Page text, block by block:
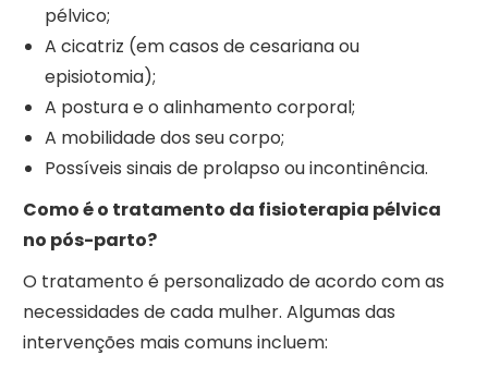
pélvico;
A cicatriz (em casos de cesariana ou
episiotomia);
A postura e o alinhamento corporal;
A mobilidade dos seu corpo;
Possíveis sinais de prolapso ou incontinência.
Como é o tratamento da fisioterapia pélvica
no pós-parto?
O tratamento é personalizado de acordo com as
necessidades de cada mulher. Algumas das
intervenções mais comuns incluem: